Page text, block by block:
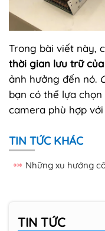
Trong bài viết này,
thời gian lưu trữ
ảnh hưởng đến nó.
bạn có thể lựa
camera phù hợp
TIN TỨC KHÁC
Những xu hướng
TIN TỨC